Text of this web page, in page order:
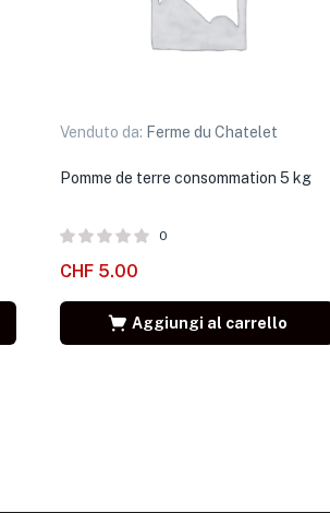
Venduto da: Ferme du Chatelet
Pomme de terre consommation 5 kg
0
CHF5.00
Aggiungi al carrello